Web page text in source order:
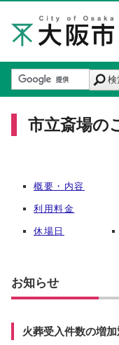
検
市立斎場の
概要・内容
利用料金
休場日
お知らせ
火葬受入件数の増